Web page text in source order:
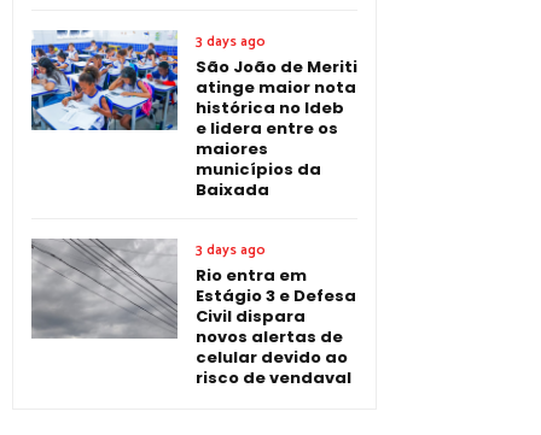
3 days ago
São João de Meriti
atinge maior nota
histórica no Ideb
e lidera entre os
maiores
municípios da
Baixada
3 days ago
Rio entra em
Estágio 3 e Defesa
Civil dispara
novos alertas de
celular devido ao
risco de vendaval